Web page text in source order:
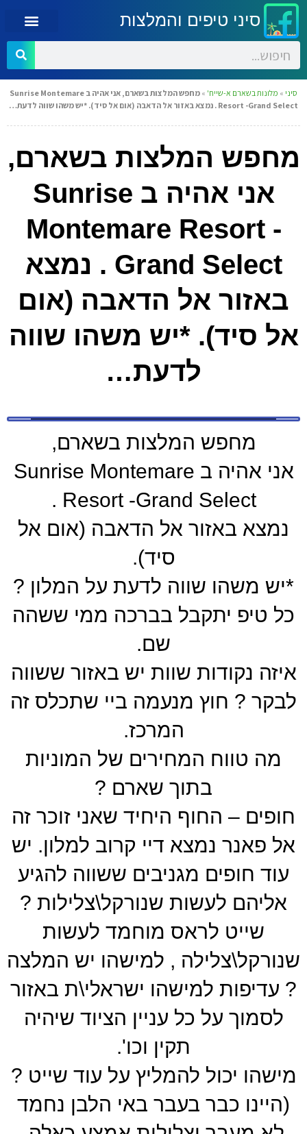
סיני טיפים והמלצות
סיני » מלונות בשארם א-שייח' »
מחפש המלצות בשארם, אני אהיה ב Sunrise Montemare
Resort -Grand Select . נמצא באזור אל הדאבה (אום אל סיד). *יש משהו שווה לדעת…
מחפש המלצות בשארם,
אני אהיה ב Sunrise
Montemare Resort -
Grand Select . נמצא
באזור אל הדאבה (אום
אל סיד). *יש משהו שווה
לדעת…
מחפש המלצות בשארם,
אני אהיה ב Sunrise Montemare
Resort -Grand Select .
נמצא באזור אל הדאבה (אום אל
סיד).
*יש משהו שווה לדעת על המלון ?
כל טיפ יתקבל בברכה ממי ששהה
שם.
איזה נקודות שוות יש באזור ששווה
לבקר ? חוץ מנעמה ביי שתכלס זה
המרכז.
מה טווח המחירים של המוניות
בתוך שארם ?
חופים – החוף היחיד שאני זוכר זה
אל פאנר נמצא דיי קרוב למלון. יש
עוד חופים מגניבים ששווה להגיע
אליהם לעשות שנורקל\צלילות ?
שייט לראס מוחמד לעשות
שנורקל\צלילה , למישהו יש המלצה
? עדיפות למישהו ישראלי\ת באזור
לסמוך על כל עניין הציוד שיהיה
תקין וכו'.
מישהו יכול להמליץ על עוד שייט ?
(היינו כבר בעבר באי הלבן נחמד